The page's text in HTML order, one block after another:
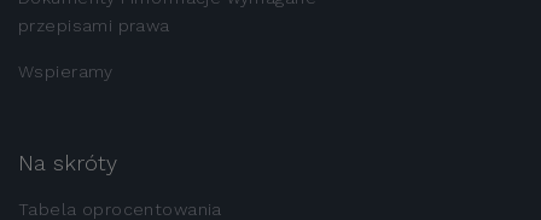
przepisami prawa
Wspieramy
Na skróty
Tabela oprocentowania